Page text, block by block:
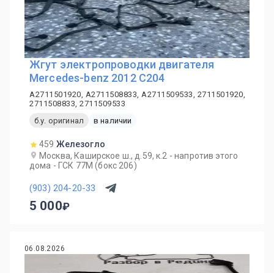
Жгут электропроводки двигателя
Mercedes-benz 2012 C204
A2711501920, A2711508833, A2711509533, 2711501920,
2711508833, 2711509533
б.у. оригинал
в наличии
459 Железогло
Москва, Каширское ш., д.59, к.2 - напротив этого
дома - ГСК 77М (бокс 206)
(903) 204-20-33
5 000
06.08.2026